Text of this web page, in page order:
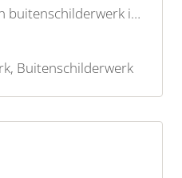
buitenschilderwerk in
duurzaam en
Buitenschilderwerk